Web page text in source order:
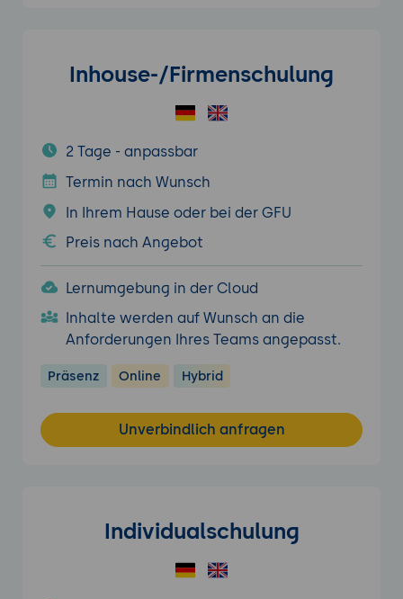
Inhouse-/Firmenschulung
2 Tage - anpassbar
Termin nach Wunsch
In Ihrem Hause oder bei der GFU
Preis nach Angebot
Lernumgebung in der Cloud
Inhalte werden auf Wunsch an die
Anforderungen Ihres Teams angepasst.
Präsenz Online Hybrid
Unverbindlich anfragen
Individualschulung